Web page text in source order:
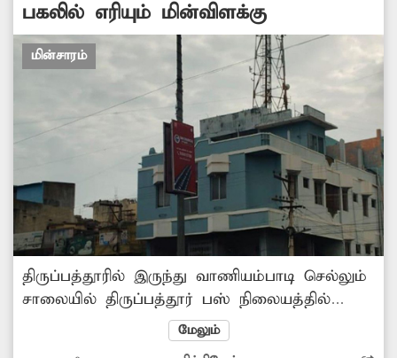
பகலில் எரியும் மின்விளக்கு
மின்சாரம்
திருப்பத்தூரில் இருந்து வாணியம்பாடி செல்லும்
சாலையில் திருப்பத்தூர் பஸ் நிலையத்தில்
இருந்து தனியார் கல்லூரி வரை
நெடுஞ்சாலையில் பகல் நேரங்களிலும்
மேலும்